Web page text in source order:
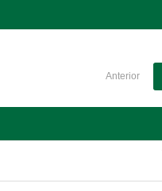
Anterior